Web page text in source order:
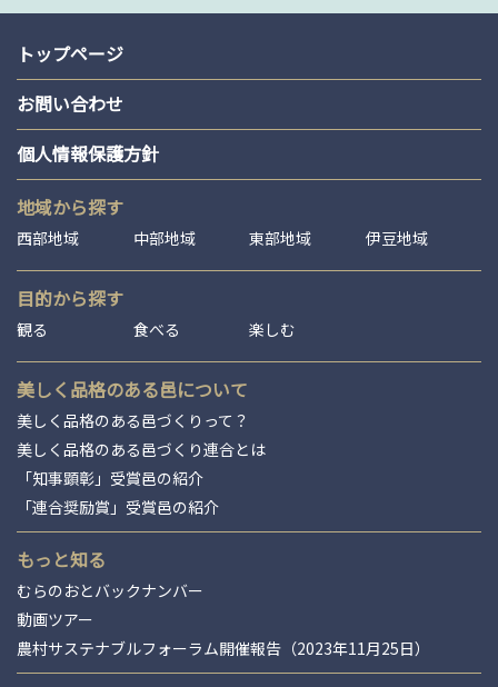
トップページ
お問い合わせ
個人情報保護方針
地域から探す
西部地域 中部地域 東部地域 伊豆地域
目的から探す
観る 食べる 楽しむ
美しく品格のある邑について
美しく品格のある邑づくりって？
美しく品格のある邑づくり連合とは
「知事顕彰」受賞邑の紹介
「連合奨励賞」受賞邑の紹介
もっと知る
むらのおとバックナンバー
動画ツアー
農村サステナブルフォーラム開催報告（2023年11月25日）